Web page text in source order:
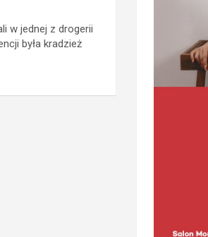
w jednej z drogerii
była kradzież